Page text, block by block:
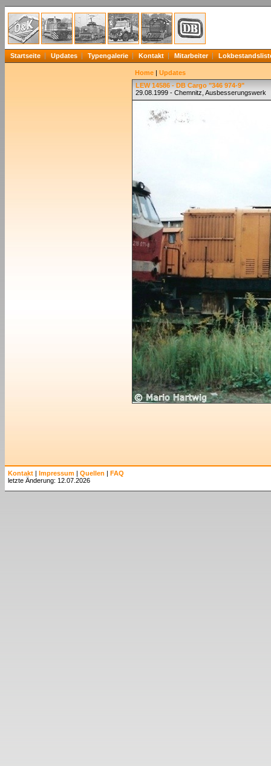
Startseite Updates Typengalerie Kontakt Mitarbeiter
Home | Updates
LEW 14586 - DB Cargo "346 974-9"
29.08.1999 - Chemnitz, Ausbesserungswerk
Kontakt | Impressum | Quellen | FAQ
letzte Änderung: 12.07.2026